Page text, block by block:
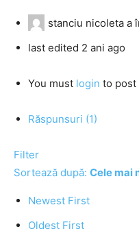
stanciu nicoleta a
last edited 2 ani ago
You must login to post
Răspunsuri (1)
Filter
Sortează după: Cele mai
Newest First
Oldest First